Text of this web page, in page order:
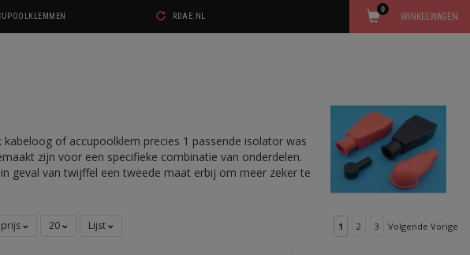
RDAE.NL WINKELWAGEN
0
of accupoolklem precies 1 passende isolator was
zijn voor een specifieke combinatie van onderdelen.
geval van twijffel een tweede maat erbij om meer zeker te
prijs 20 Lijst 1 2 3 Volgende Vorige